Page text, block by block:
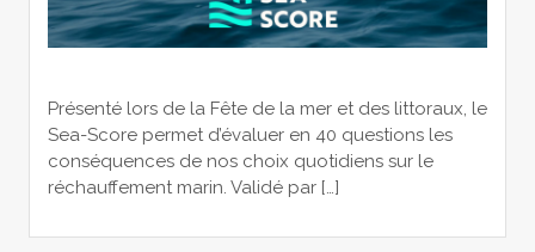
Présenté lors de la Fête de la mer et des littoraux, le
Sea-Score permet d’évaluer en 40 questions les
conséquences de nos choix quotidiens sur le
réchauffement marin. Validé par […]